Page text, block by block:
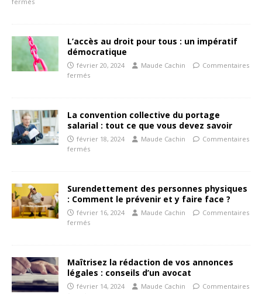
L’accès au droit pour tous : un impératif
démocratique
février 20, 2024 Maude Cachin
Commentaires
fermés
La convention collective du portage
salarial : tout ce que vous devez savoir
février 18, 2024 Maude Cachin
Commentaires
fermés
Surendettement des personnes physiques
: Comment le prévenir et y faire face ?
février 16, 2024 Maude Cachin
Commentaires
fermés
Maîtrisez la rédaction de vos annonces
légales : conseils d’un avocat
février 14, 2024 Maude Cachin
Commentaires